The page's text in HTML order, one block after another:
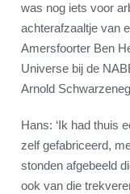
was nog iets voor
achterafzaaltje van
Amersfoorter Ben
Universe bij de
Arnold
Hans: ‘Ik had thuis
zelf gefabriceerd,
stonden afgebeeld
ook van die